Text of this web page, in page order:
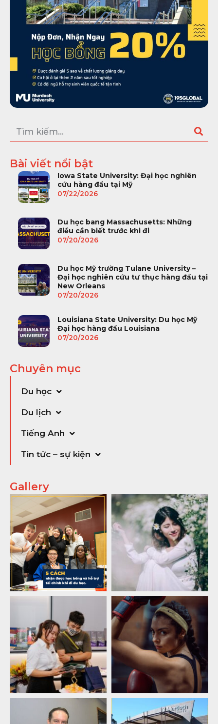
Bài viết nổi bật
Iowa State University: Đại học nghiên
cứu hàng đầu tại Mỹ
07/22/2026
Du học bang Massachusetts: Những
điều cần biết trước khi đi
07/20/2026
Du học Mỹ trường Tulane University –
Đại học nghiên cứu tư thục hàng đầu tại
New Orleans
07/20/2026
Louisiana State University: Du học Mỹ
Đại học hàng đầu Louisiana
07/20/2026
Chuyên mục
Du học
Du lịch
Tiếng Anh
Tin tức – sự kiện
Gallery